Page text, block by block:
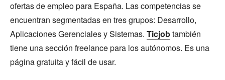
ofertas de empleo para España. Las competencias se
encuentran segmentadas en tres grupos: Desarrollo,
Aplicaciones Gerenciales y Sistemas. Ticjobtambién
tiene una sección freelance para los autónomos. Es una
página gratuita y fácil de usar.